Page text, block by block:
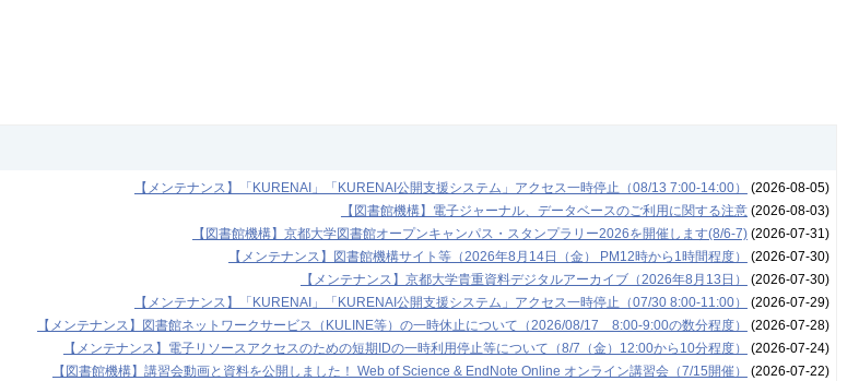
【メンテナンス】「KURENAI」「KURENAI公開支援システム」アクセス一時停止（08/13 7:00-14:00）
(2026-08-05)
【図書館機構】電子ジャーナル、データベースのご利用に関する注意(2026-08-03)
【図書館機構】京都大学図書館オープンキャンパス・スタンプラリー2026を開催します(8/6-7)(2026-07-31)
【メンテナンス】図書館機構サイト等（2026年8月14日（金） PM12時から1時間程度）
(2026-07-30)
【メンテナンス】京都大学貴重資料デジタルアーカイブ（2026年8月13日）
(2026-07-30)
【メンテナンス】「KURENAI」「KURENAI公開支援システム」アクセス一時停止（07/30 8:00-11:00）
(2026-07-29)
【メンテナンス】図書館ネットワークサービス（KULINE等）の一時休止について（2026/08/17 8:00-9:00の数分程度）
(2026-07-28)
【メンテナンス】電子リソースアクセスのための短期IDの一時利用停止等について（8/7（金）12:00から10分程度）
(2026-07-24)
【図書館機構】講習会動画と資料を公開しました！ Web of Science & EndNote Online オンライン講習会（7/15開催）
(2026-07-22)